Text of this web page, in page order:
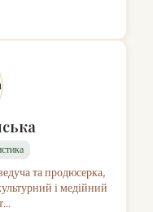
та продюсерка,
і медійний